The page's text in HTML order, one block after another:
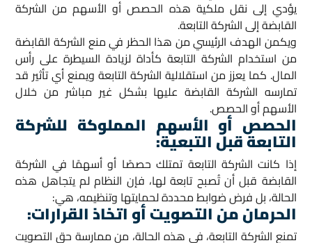
يؤدي إلى نقل ملكية هذه الحصص أو الأسهم من الشركة
القابضة إلى الشركة التابعة.
ويكمن الهدف الرئيسي من هذا الحظر في منع الشركة القابضة
من استخدام الشركة التابعة كأداة لزيادة السيطرة على رأس
المال. كما يعزز من استقلالية الشركة التابعة ويمنع أي تأثير قد
تمارسه الشركة القابضة عليها بشكل غير مباشر من خلال
الأسهم أو الحصص.
الحصص أو الأسهم المملوكة للشركة
التابعة قبل التبعية:
إذا كانت الشركة التابعة تمتلك حصصًا أو أسهمًا في الشركة
القابضة قبل أن تُصبح تابعة لها، فإن النظام لم يتجاهل هذه
الحالة، بل فرض ضوابط محددة لحمايتها وتنظيمه، هي:
الحرمان من التصويت أو اتخاذ القرارات:
تمنع الشركة التابعة، في هذه الحالة، من ممارسة حق التصويت